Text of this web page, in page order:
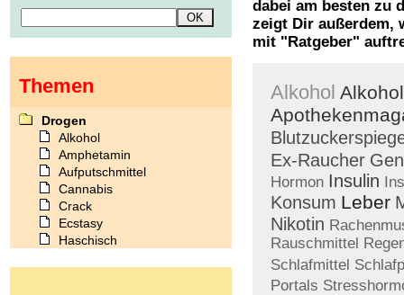
dabei am besten zu
zeigt Dir außerdem,
mit " Ratgeber"
Alkohol
Ex-Raucher
Hormon Insulin
Konsum Leber
Nikotin
Rauschmittel
Schlafmittel
Portals
Themen
Drogen
Alkohol
Amphetamin
Aufputschmittel
Cannabis
Crack
Ecstasy
Haschisch